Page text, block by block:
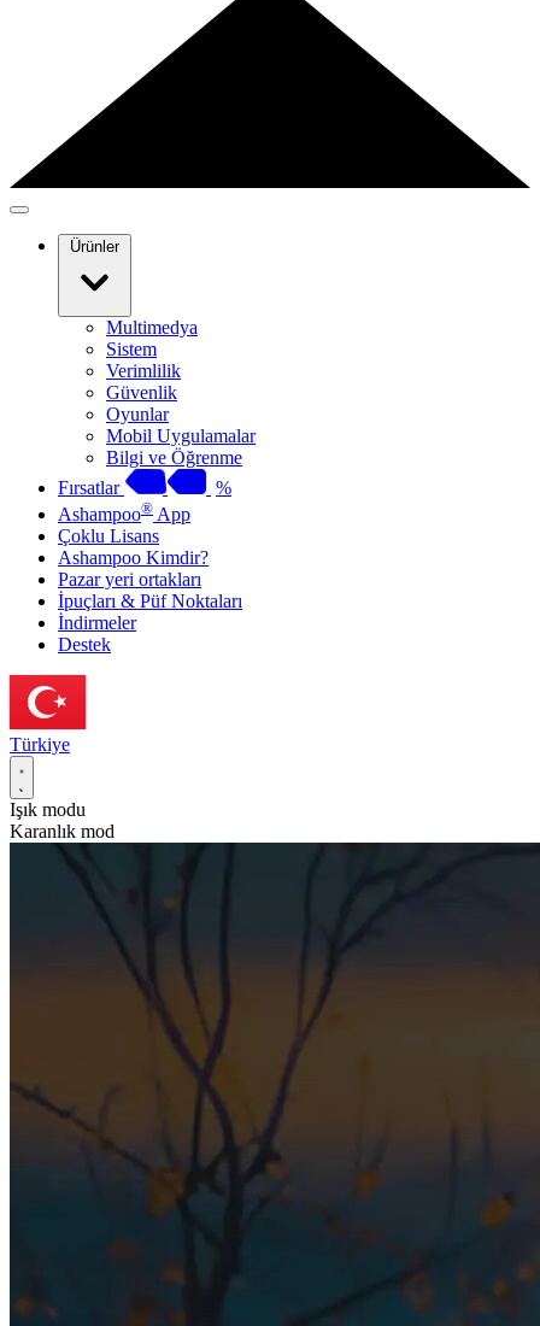
Ürünler
Multimedya
Sistem
Verimlilik
Güvenlik
Oyunlar
Mobil Uygulamalar
Bilgi ve Öğrenme
Fırsatlar
%
Ashampoo® App
Çoklu Lisans
Ashampoo Kimdir?
Pazar yeri ortakları
İpuçları & Püf Noktaları
İndirmeler
Destek
Türkiye
Işık modu
Karanlık mod